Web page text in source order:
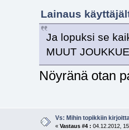
Lainaus
Ja lopuksi se
MUUT
Nöyränä otan
Vs: Mihin topikkiin
« Vastaus #4 : 04.12.2012,